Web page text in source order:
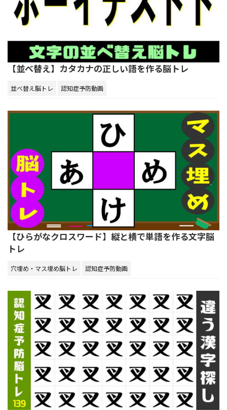
【並べ替え】カタカナの正しい語を作る脳トレ
並べ替え脳トレ 認知症予防動画
【ひらがなクロスワード】縦と横で単語を作る文字脳
トレ
穴埋め・マス埋め脳トレ 認知症予防動画